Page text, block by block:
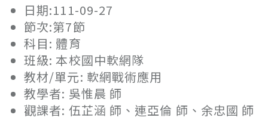
日期:111-09-27
節次:第7節
科目: 體育
班級: 本校國中軟網隊
教材/單元: 軟網戰術應用
教學者: 吳惟晨 師
觀課者: 伍芷涵 師、連亞倫 師、余忠國 師